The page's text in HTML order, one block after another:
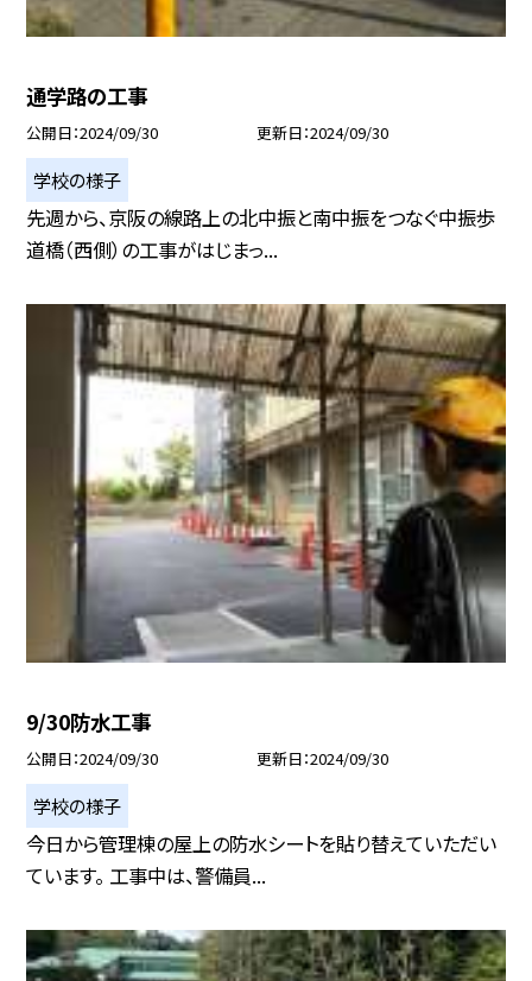
通学路の工事
公開日 2024/09/30 更新日 2024/09/30
学校の様子
先週から、京阪の線路上の北中振と南中振をつなぐ中振歩
道橋（西側）の工事がはじまっ...
9/30防水工事
公開日 2024/09/30 更新日 2024/09/30
学校の様子
今日から管理棟の屋上の防水シートを貼り替えていただい
ています。 工事中は、警備員...